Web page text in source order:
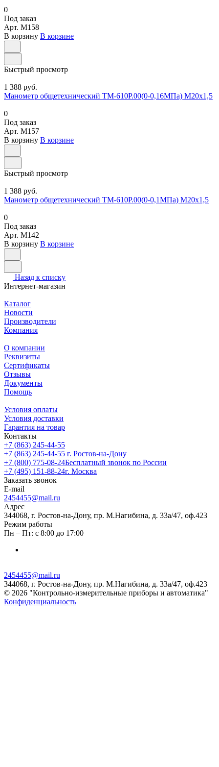
0
Под заказ
Арт. M158
В корзину В корзине
Быстрый просмотр
1 388 руб.
Манометр общетехнический ТМ-610Р.00(0-0,16МПа) М20х1,5
0
Под заказ
Арт. M157
В корзину В корзине
Быстрый просмотр
1 388 руб.
Манометр общетехнический ТМ-610Р.00(0-0,1МПа) М20х1,5
0
Под заказ
Арт. M142
В корзину В корзине
Назад к списку
Интернет-магазин
Каталог
Новости
Производители
Компания
О компании
Реквизиты
Сертификаты
Отзывы
Документы
Помощь
Условия оплаты
Условия доставки
Гарантия на товар
Контакты
+7 (863) 245-44-55
+7 (863) 245-44-55 г. Ростов-на-Дону
+7 (800) 775-08-24Бесплатный звонок по России
+7 (495) 151-88-24г. Москва
Заказать звонок
E-mail
2454455@mail.ru
Адрес
344068, г. Ростов-на-Дону, пр. М.Нагибина, д. 33а/47, оф.423
Режим работы
Пн – Пт: с 8:00 до 17:00
2454455@mail.ru
344068, г. Ростов-на-Дону, пр. М.Нагибина, д. 33а/47, оф.423
© 2026 "Контрольно-измерительные приборы и автоматика"
Конфиденциальность